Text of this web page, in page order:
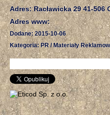
Adres: Racławicka 29 41-506
Adres www:
Dodane: 2015-10-06
Kategoria: PR / Materiały